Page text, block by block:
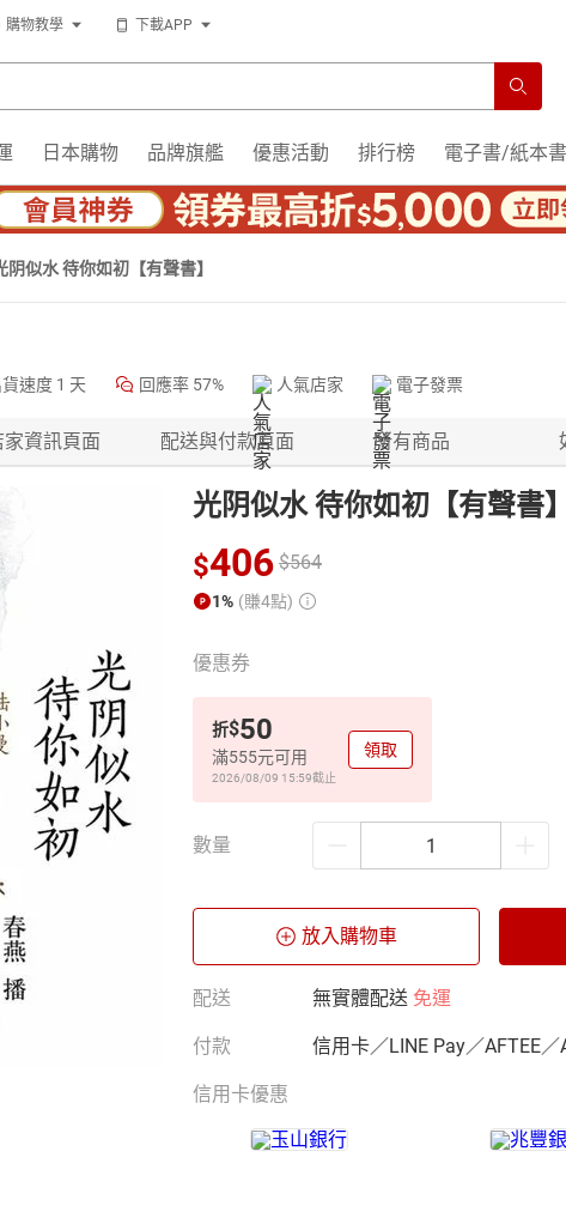
購物教學 下載APP
日本購物 品牌旗艦 優惠活動 排行榜 電子書/紙本書
阴似水 待你如初【有聲書】
貨速度 1 天 回應率 57% 人氣店家 電子發票
家資訊頁面 配送與付款頁面 所有商品
光阴似水 待你如初【有聲書
$406 $564
1% (賺4點)
優惠券
折$50
滿555元可用
2026/08/09 15:59截止
領取
數量
放入購物車
配送 無實體配送 免運
付款 信用卡／LINE Pay／AFTEE／
信用卡優惠